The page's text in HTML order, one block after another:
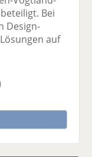
Bei
Design-
auf